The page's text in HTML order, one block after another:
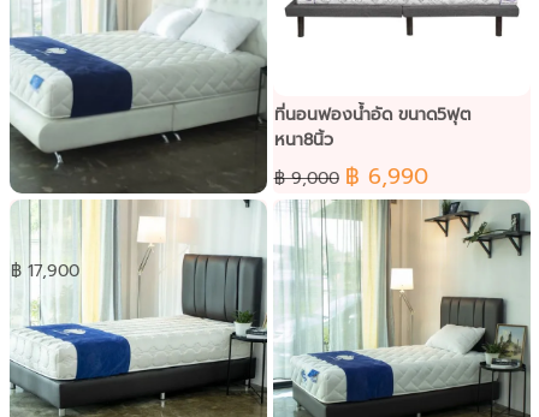
ที่นอน Synda รุ่น Back Repose
6ฟุต
฿ 17,900
ที่นอนฟองน้ำอัด ขนาด5ฟุต
หนา8นิ้ว
฿ 9,000 ฿ 6,990